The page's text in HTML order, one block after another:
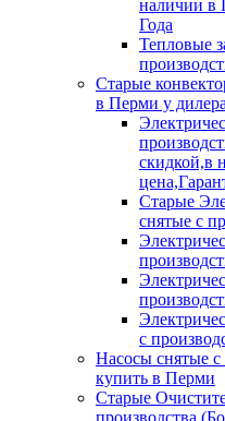
наличии в
Года
Тепловые
Старые
в Перми у
скидкой,в
Старые
снятые с
с
Насосы снятые с
купить в Перми
Старые
производства